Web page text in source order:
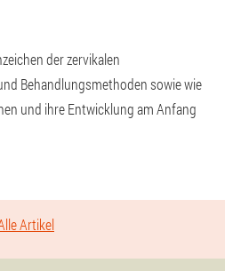
der zervikalen
Behandlungsmethoden sowie wie
und ihre Entwicklung am Anfang
Artikel